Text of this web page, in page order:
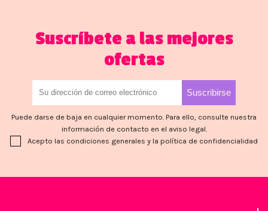
Suscríbete a las mejores
ofertas
Puede darse de baja en cualquier momento. Para ello, consulte nuestra
información de contacto en el aviso legal.
Acepto las condiciones generales y la política de confidencialidad